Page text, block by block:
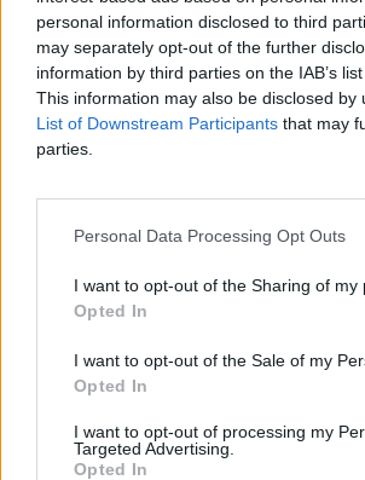
personal information disclosed to third
may separately opt-out of the further
information by third parties on the IAB’s
This information may also be disclosed
List of Downstream Participants that may
parties.
Personal Data Processing Opt Outs
I want to opt-out of the Sharing of my
Opted In
I want to opt-out of the Sale of my
Opted In
I want to opt-out of processing my
Targeted Advertising.
Opted In
Elektrownia jądrowa w
gościem we własnym domu?
Elektrownia jądrowa w Choczewie to nie
energetyczny, lecz także test skuteczności
sposobu prowadzenia negocjacji z
rodzime firmy zdobędą bezcenne
Damian Kaźmierczak
07.07.2026